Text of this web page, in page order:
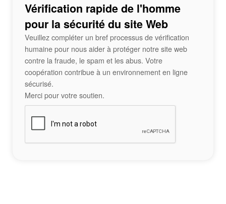
Vérification rapide de l'homme
pour la sécurité du site Web
Veuillez compléter un bref processus de vérification
humaine pour nous aider à protéger notre site web
contre la fraude, le spam et les abus. Votre
coopération contribue à un environnement en ligne
sécurisé.
Merci pour votre soutien.